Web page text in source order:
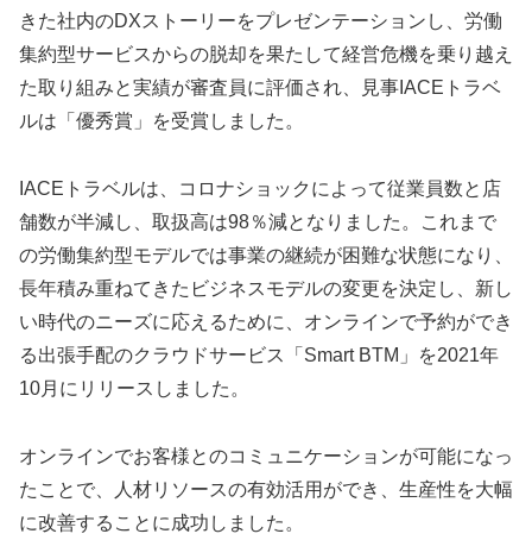
きた社内のDXストーリーをプレゼンテーションし、労働
集約型サービスからの脱却を果たして経営危機を乗り越え
た取り組みと実績が審査員に評価され、見事IACEトラベ
ルは「優秀賞」を受賞しました。
IACEトラベルは、コロナショックによって従業員数と店
舗数が半減し、取扱高は98％減となりました。これまで
の労働集約型モデルでは事業の継続が困難な状態になり、
長年積み重ねてきたビジネスモデルの変更を決定し、新し
い時代のニーズに応えるために、オンラインで予約ができ
る出張手配のクラウドサービス「Smart BTM」を2021年
10月にリリースしました。
オンラインでお客様とのコミュニケーションが可能になっ
たことで、人材リソースの有効活用ができ、生産性を大幅
に改善することに成功しました。